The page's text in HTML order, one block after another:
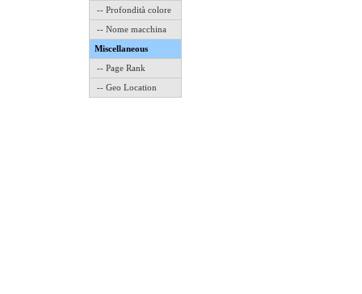
-- Profondità colore
-- Nome macchina
Miscellaneous
-- Page Rank
-- Geo Location